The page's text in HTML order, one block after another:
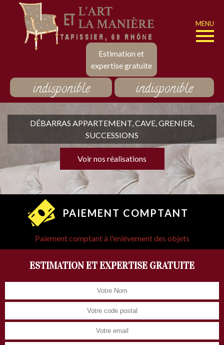
Estimation et
expertise gratuite
MENU
indisponible indisponible
DÉBARRAS APPARTEMENT, CAVE, GRENIER,
SUCCESSIONS
Voir nos réalisations
PAIEMENT COMPTANT
Paiement comptant à l'enlèvement des objets
ESTIMATION ET EXPERTISE GRATUITE